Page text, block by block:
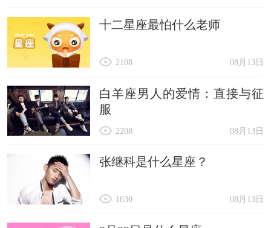
十二星座最怕什么老师
08月13日
2108
白羊座男人的爱情：直接与征
服
08月13日
2208
张继科是什么星座？
08月13日
1630